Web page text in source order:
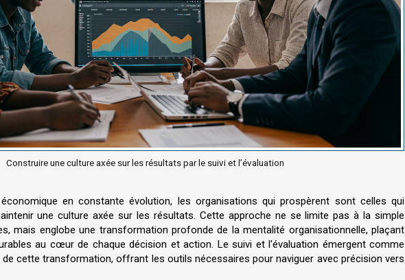
Construire une culture axée sur les résultats par le suivi et l’évaluation
en constante évolution, les organisations qui prospèrent sont celles qui
une culture axée sur les résultats. Cette approche ne se limite pas à la simple
mais englobe une transformation profonde de la mentalité organisationnelle, plaçant
au cœur de chaque décision et action. Le suivi et l'évaluation émergent comme
cette transformation, offrant les outils nécessaires pour naviguer avec précision vers